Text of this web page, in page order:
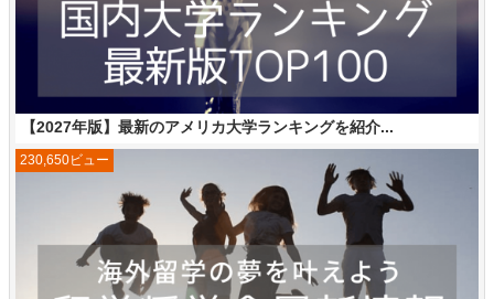
【2027年版】最新のアメリカ大学ランキングを紹介...
230,650ビュー